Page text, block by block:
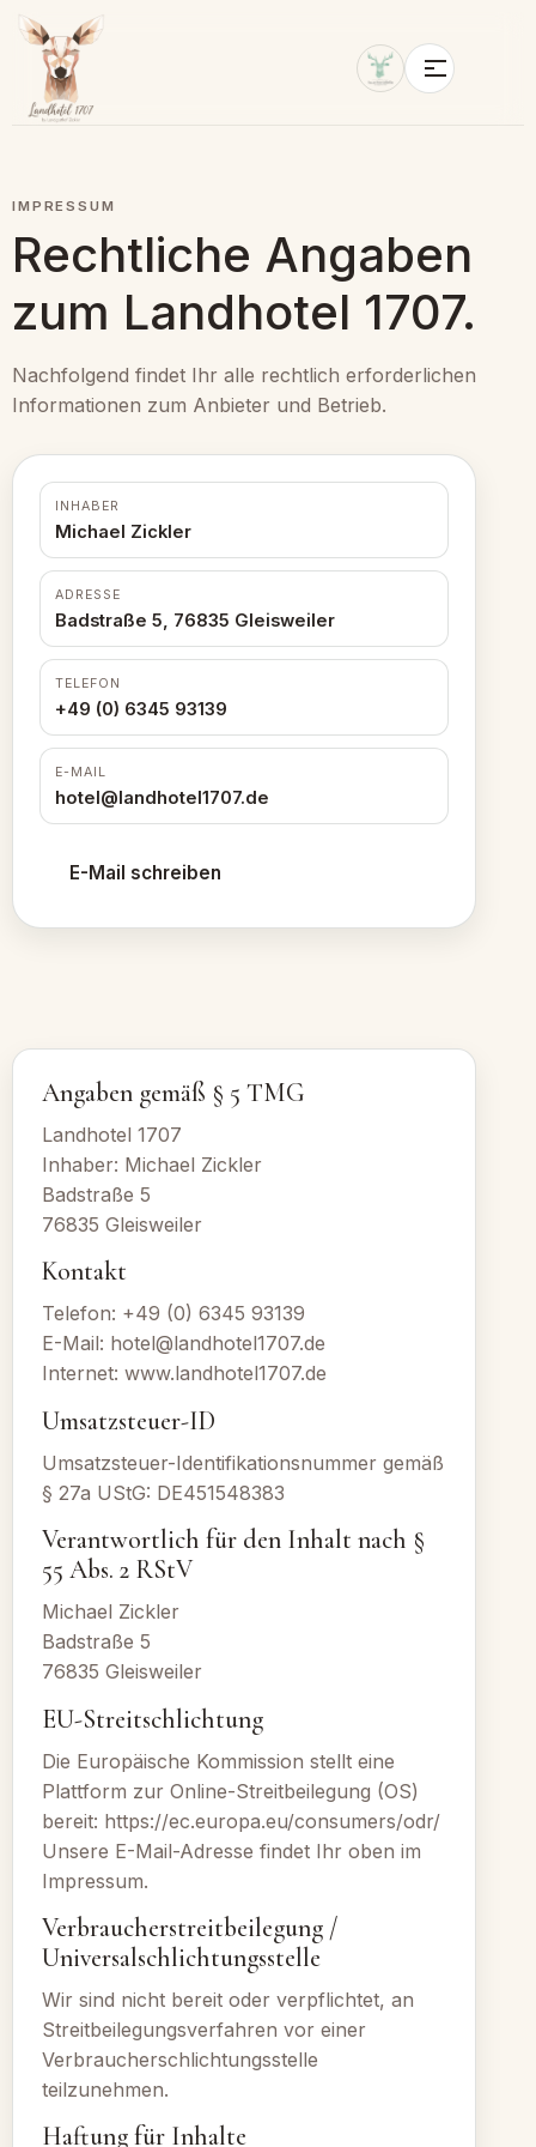
IMPRESSUM
Rechtliche Angaben
zum Landhotel 1707.
Nachfolgend findet Ihr alle rechtlich erforderlichen
Informationen zum Anbieter und Betrieb.
INHABER
Michael Zickler
ADRESSE
Badstraße 5, 76835 Gleisweiler
TELEFON
+49 (0) 6345 93139
E-MAIL
hotel@landhotel1707.de
E-Mail schreiben
Angaben gemäß § 5 TMG
Landhotel 1707
Inhaber: Michael Zickler
Badstraße 5
76835 Gleisweiler
Kontakt
Telefon: +49 (0) 6345 93139
E-Mail: hotel@landhotel1707.de
Internet: www.landhotel1707.de
Umsatzsteuer-ID
Umsatzsteuer-Identifikationsnummer gemäß
§ 27a UStG: DE451548383
Verantwortlich für den Inhalt nach §
55 Abs. 2 RStV
Michael Zickler
Badstraße 5
76835 Gleisweiler
EU-Streitschlichtung
Die Europäische Kommission stellt eine
Plattform zur Online-Streitbeilegung (OS)
bereit: https://ec.europa.eu/consumers/odr/
Unsere E-Mail-Adresse findet Ihr oben im
Impressum.
Verbraucherstreitbeilegung /
Universalschlichtungsstelle
Wir sind nicht bereit oder verpflichtet, an
Streitbeilegungsverfahren vor einer
Verbraucherschlichtungsstelle
teilzunehmen.
Haftung für Inhalte